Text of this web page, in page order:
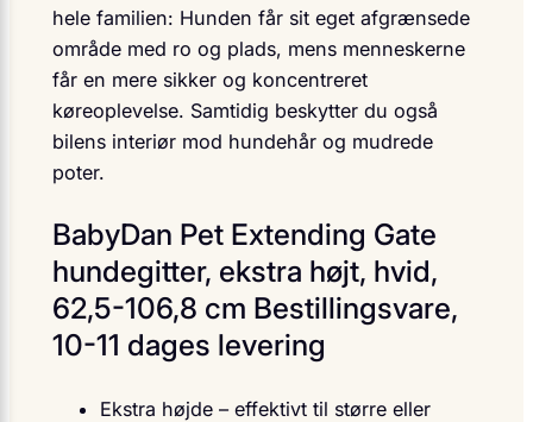
hele familien: Hunden får sit eget afgrænsede
område med ro og plads, mens menneskerne
får en mere sikker og koncentreret
køreoplevelse. Samtidig beskytter du også
bilens interiør mod hundehår og mudrede
poter.
BabyDan Pet Extending Gate
hundegitter, ekstra højt, hvid,
62,5-106,8 cm Bestillingsvare,
10-11 dages levering
Ekstra højde – effektivt til større eller